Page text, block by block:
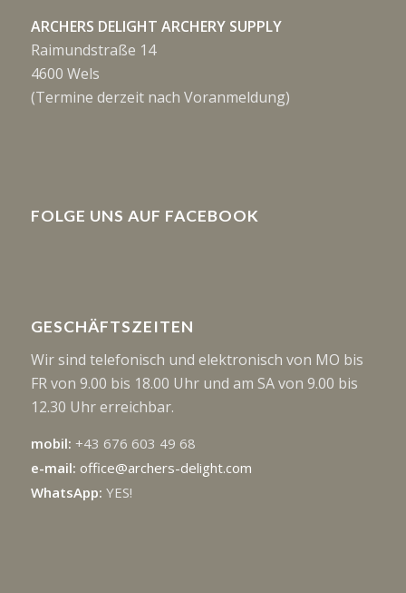
ARCHERS DELIGHT ARCHERY SUPPLY
Raimundstraße 14
4600 Wels
(Termine derzeit nach Voranmeldung)
FOLGE UNS AUF FACEBOOK
GESCHÄFTSZEITEN
Wir sind telefonisch und elektronisch von MO bis
FR von 9.00 bis 18.00 Uhr und am SA von 9.00 bis
12.30 Uhr erreichbar.
mobil: +43 676 603 49 68
e-mail: office@archers-delight.com
WhatsApp: YES!